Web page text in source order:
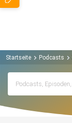
Startseite Podcasts